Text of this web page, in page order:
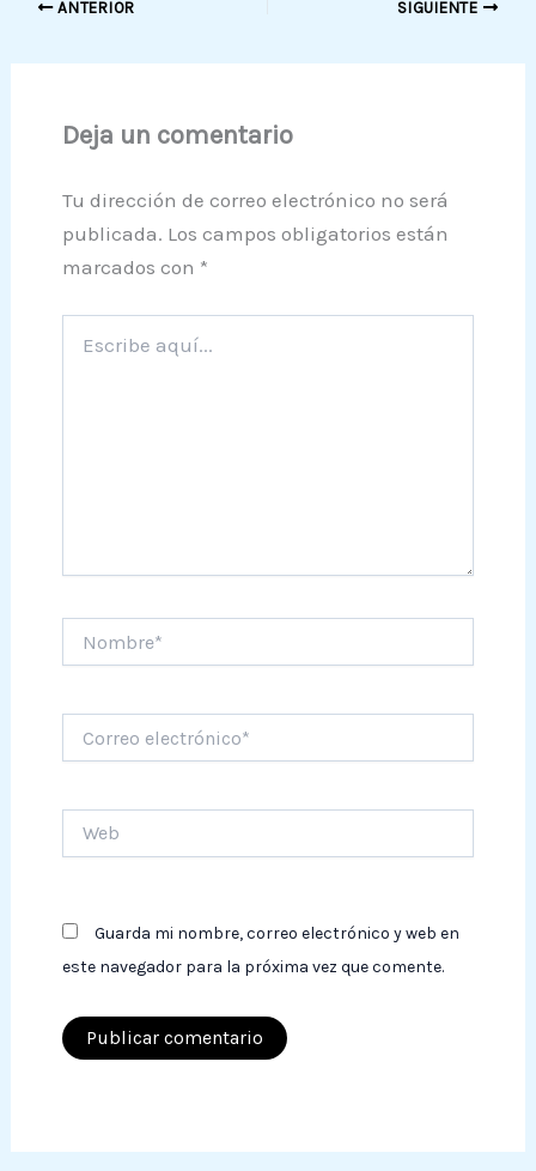
ANTERIOR SIGUIENTE
Deja un comentario
Tu dirección de correo electrónico no será
publicada. Los campos obligatorios están
marcados con *
aquí...
electrónico*
Guarda mi nombre, correo electrónico y web en
este navegador para la próxima vez que comente.